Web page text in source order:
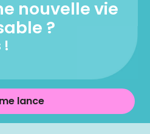
nouvelle vie
?
!
lance